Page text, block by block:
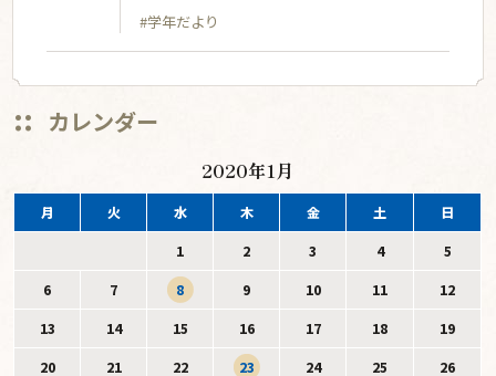
English#学年だより
れ葉やドングリの実を拾い集め，いろんなもの
を作りました。 一つ目は，「森の妖精」です。先
た。次に，拾ってきた木の葉やドングリ，松ぼ
おもちゃ作りです。ドングリゴマやドングリト
ントン相撲，松ぼっくりけん
カレンダー
2020年1月
月 火 水 木 金 土 日
1 2 3 4 5
6 7 8 9 10 11 12
13 14 15 16 17 18 19
20 21 22 23 24 25 26